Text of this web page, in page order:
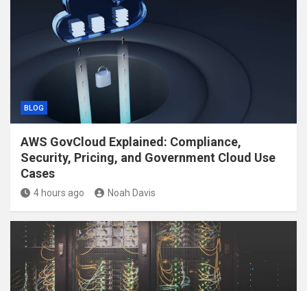
BLOG
AWS GovCloud Explained: Compliance,
Security, Pricing, and Government Cloud Use
Cases
4 hours ago Noah Davis